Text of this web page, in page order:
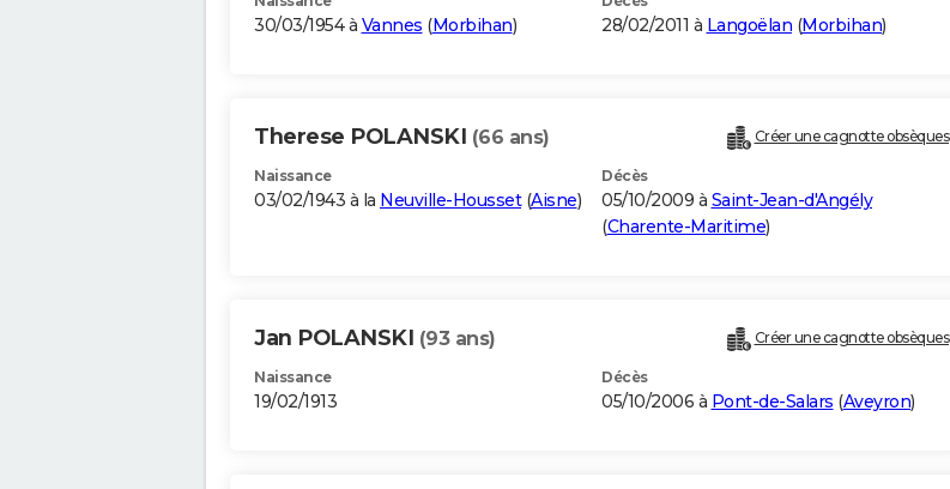
30/03/1954 à Vannes (Morbihan) 28/02/2011 à Langoëlan (Morbihan)
Therese POLANSKI (66 ans) Créer une cagnotte obsèques
Naissance
03/02/1943 à la Neuville-Housset(Aisne)
Décès
05/10/2009 à Saint-Jean-d'Angély
(Charente-Maritime)
Jan POLANSKI (93 ans) Créer une cagnotte obsèques
Naissance
19/02/1913
Décès
05/10/2006 à Pont-de-Salars (Aveyron)